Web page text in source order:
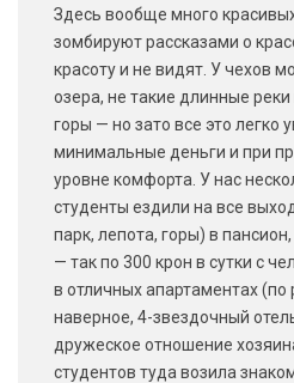
Здесь вообще много
зомбируют рассказами о
красоту и не видят. У чехов
озера, не такие длинные
горы — но зато все это легко
минимальные деньги и при
уровне комфорта. У нас
студенты ездили на все
парк, лепота, горы) в
— так по 300 крон в сутки с
в отличных апартаментах (по
наверное, 4-звездочный
дружеское отношение
студентов туда возила